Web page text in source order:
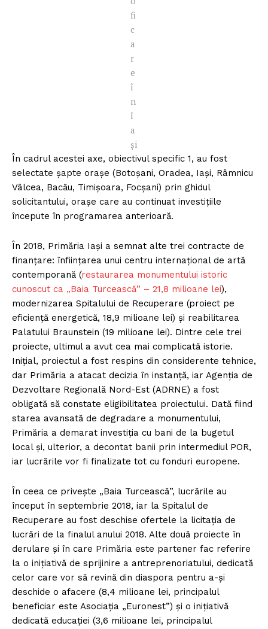
fi
c
a
r
e
î
n
I
a
și
În cadrul acestei axe, obiectivul specific 1, au fost
selectate șapte orașe (Botoșani, Oradea, Iași, Râmnicu
Vâlcea, Bacău, Timișoara, Focșani) prin ghidul
solicitantului, orașe care au continuat investițiile
începute în programarea anterioară.
În 2018, Primăria Iași a semnat alte trei contracte de
finanțare: înființarea unui centru internațional de artă
contemporană (restaurarea monumentului istoric
cunoscut ca „Baia Turcească” – 21,8 milioane lei),
modernizarea Spitalului de Recuperare (proiect pe
eficiență energetică, 18,9 milioane lei) și reabilitarea
Palatului Braunstein (19 milioane lei). Dintre cele trei
proiecte, ultimul a avut cea mai complicată istorie.
Inițial, proiectul a fost respins din considerente tehnice,
dar Primăria a atacat decizia în instanță, iar Agenția de
Dezvoltare Regională Nord-Est (ADRNE) a fost
obligată să constate eligibilitatea proiectului. Dată fiind
starea avansată de degradare a monumentului,
Primăria a demarat investiția cu bani de la bugetul
local și, ulterior, a decontat banii prin intermediul POR,
iar lucrările vor fi finalizate tot cu fonduri europene.
În ceea ce privește „Baia Turcească”, lucrările au
început în septembrie 2018, iar la Spitalul de
Recuperare au fost deschise ofertele la licitația de
lucrări de la finalul anului 2018. Alte două proiecte în
derulare și în care Primăria este partener fac referire
la o inițiativă de sprijinire a antreprenoriatului, dedicată
celor care vor să revină din diaspora pentru a-și
deschide o afacere (8,4 milioane lei, principalul
beneficiar este Asociația „Euronest”) și o inițiativă
dedicată educației (3,6 milioane lei, principalul